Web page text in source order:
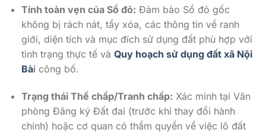
Tính toàn vẹn của Sổ đỏ: Đảm bảo Sổ đỏ gốc
không bị rách nát, tẩy xóa, các thông tin về ranh
giới, diện tích và mục đích sử dụng đất phù hợp với
tình trạng thực tế và Quy hoạch sử dụng đất xã Nội
Bài công bố.
Trạng thái Thế chấp/Tranh chấp: Xác minh tại Văn
phòng Đăng ký Đất đai (trước khi thay đổi hành
chính) hoặc cơ quan có thẩm quyền về việc lô đất